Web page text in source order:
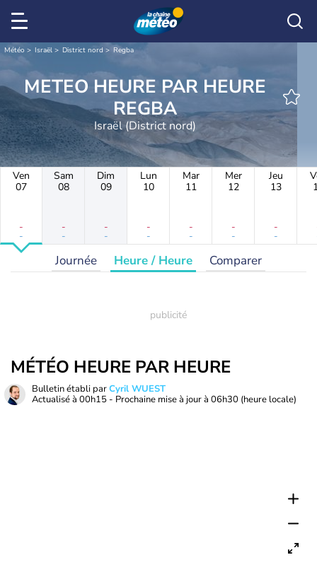
Météo Israël District nord Regba
METEO HEURE PAR HEURE
REGBA
Israël (District nord)
Ven
07
-
-
Sam
08
-
-
Dim
09
-
-
Lun
10
-
-
Mar
11
-
-
Mer
12
-
-
Jeu
13
-
-
Journée Heure / Heure Comparer
MÉTÉO HEURE PAR HEURE
Bulletin établi parCyril WUEST
Actualisé à 00h15 - Prochaine mise à jour à 06h30 (heure locale)